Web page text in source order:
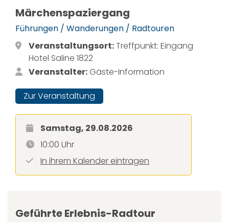
Märchenspaziergang
Führungen / Wanderungen / Radtouren
Veranstaltungsort:Treffpunkt: Eingang
Hotel Saline 1822
Veranstalter: Gäste-Information
Zur Veranstaltung
Samstag, 29.08.2026
10:00 Uhr
In ihrem Kalender eintragen
Geführte Erlebnis-Radtour